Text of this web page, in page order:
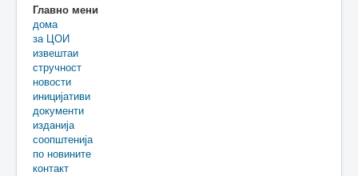
Главно мени
дома
за ЦОИ
извештаи
стручност
новости
иницијативи
документи
изданија
соопштенија
по новините
контакт